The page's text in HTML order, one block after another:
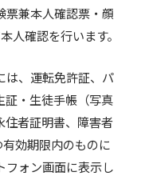
票兼本人確認票・顔
人確認を行います。
は、運転免許証、パ
証・生徒手帳（写真
住者証明書、障害者
効期限内のものに
フォン画面に表示し